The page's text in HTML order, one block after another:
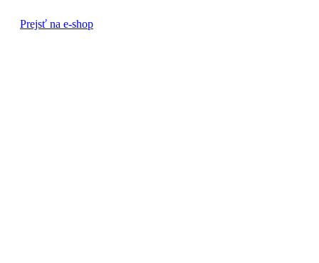
Prejsť na e-shop